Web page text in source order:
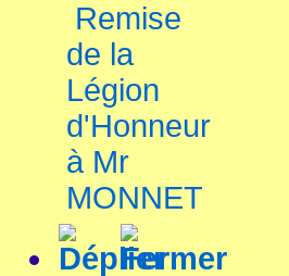
Remise
de la
Légion
d'Honneur
à Mr
MONNET